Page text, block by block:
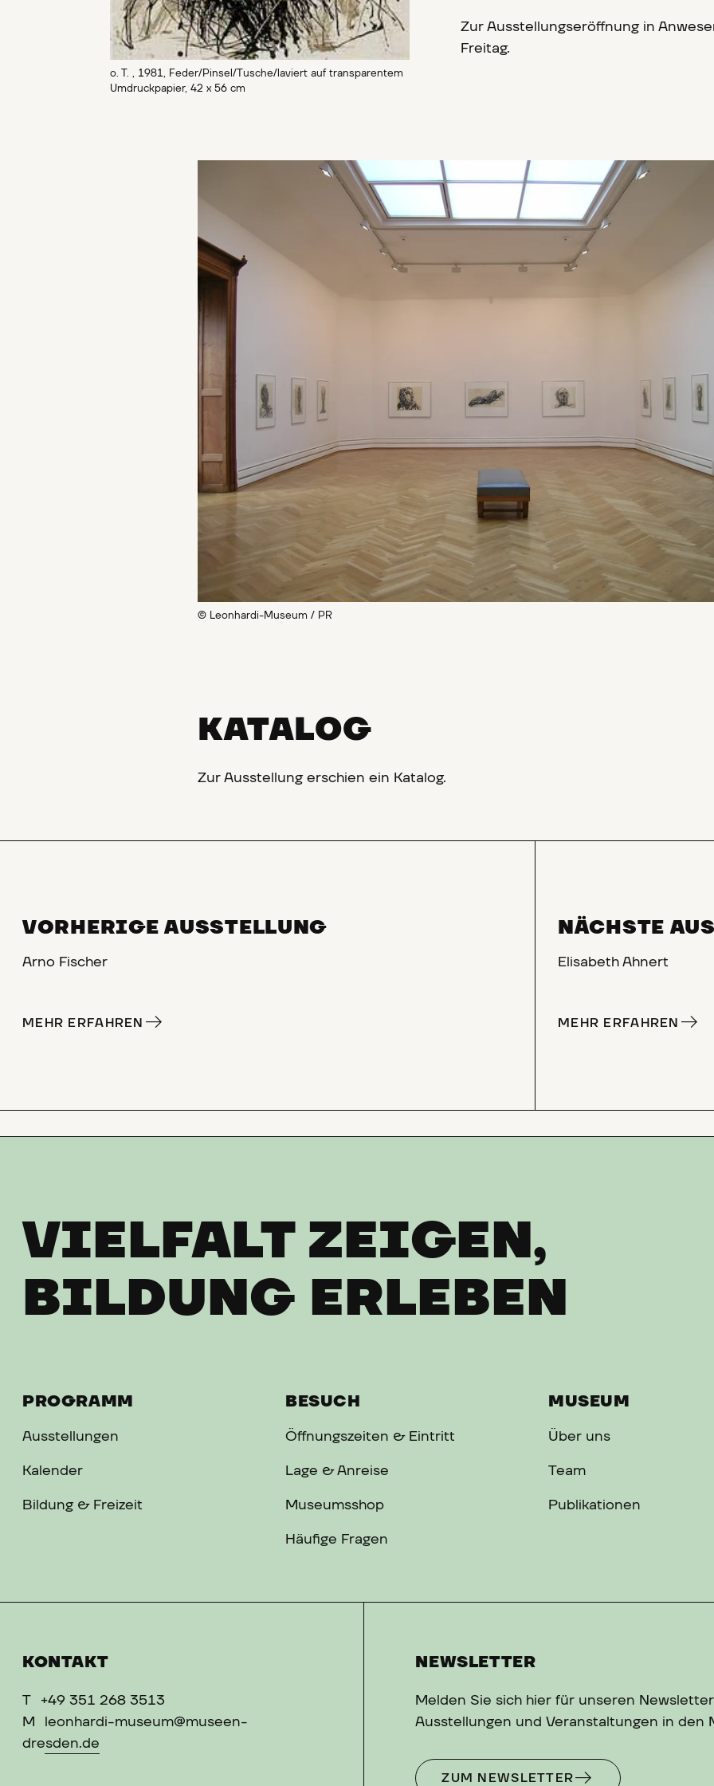
o. T. , 1981, Feder/Pinsel/Tusche/laviert auf transparentem
Umdruckpapier, 42 x 56 cm
Zur Ausstellungseröffnung in
Freitag.
© Leonhardi-Museum / PR
KATALOG
Zur Ausstellung erschien ein Katalog.
VORHERIGE AUSSTELLUNG
Arno Fischer
MEHR ERFAHREN
NÄCHSTE
Elisabeth Ahnert
MEHR ERFAHREN
VIELFALT ZEIGEN,
BILDUNG ERLEBEN
PROGRAMM
Ausstellungen
Kalender
Bildung & Freizeit
BESUCH
Öffnungszeiten & Eintritt
Lage & Anreise
Museumsshop
Häufige Fragen
MUSEUM
Über uns
Team
Publikationen
KONTAKT
T
+49 351 268 3513
M
leonhardi-museum@museen-
dresden.de
NEWSLETTER
Melden Sie sich hier für unseren
Ausstellungen und Veranstaltungen in den
ZUM NEWSLETTER